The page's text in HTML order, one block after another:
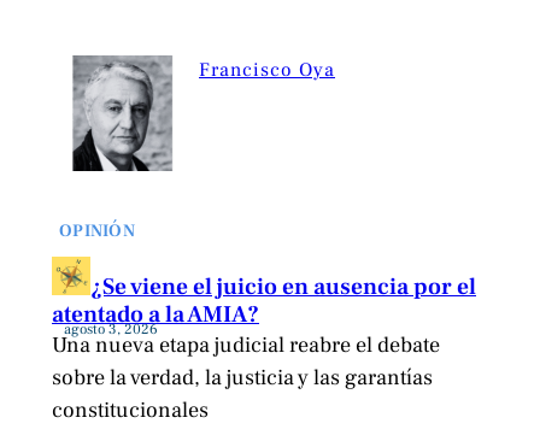
Francisco Oya
OPINIÓN
¿Se viene el juicio en ausencia por el
atentado a la AMIA?
agosto 3, 2026
Una nueva etapa judicial reabre el debate
sobre la verdad, la justicia y las garantías
constitucionales